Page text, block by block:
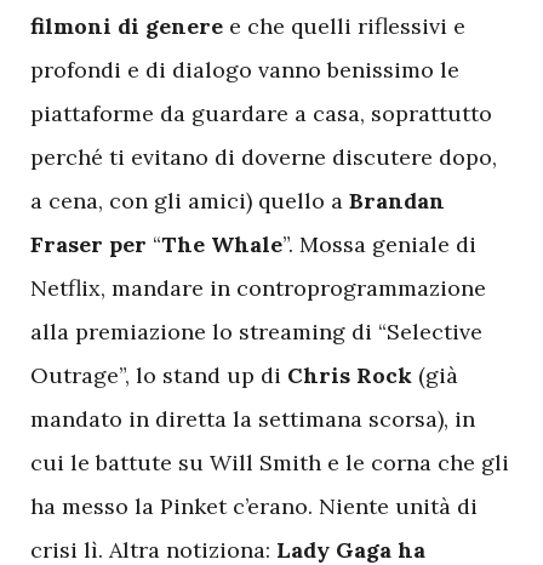
filmoni di genere e che quelli riflessivi e
profondi e di dialogo vanno benissimo le
piattaforme da guardare a casa, soprattutto
perché ti evitano di doverne discutere dopo,
a cena, con gli amici) quello a Brandan
Fraser per “The Whale”. Mossa geniale di
Netflix, mandare in controprogrammazione
alla premiazione lo streaming di “Selective
Outrage”, lo stand up di Chris Rock (già
mandato in diretta la settimana scorsa), in
cui le battute su Will Smith e le corna che gli
ha messo la Pinket c’erano. Niente unità di
crisi lì. Altra notiziona: Lady Gaga ha